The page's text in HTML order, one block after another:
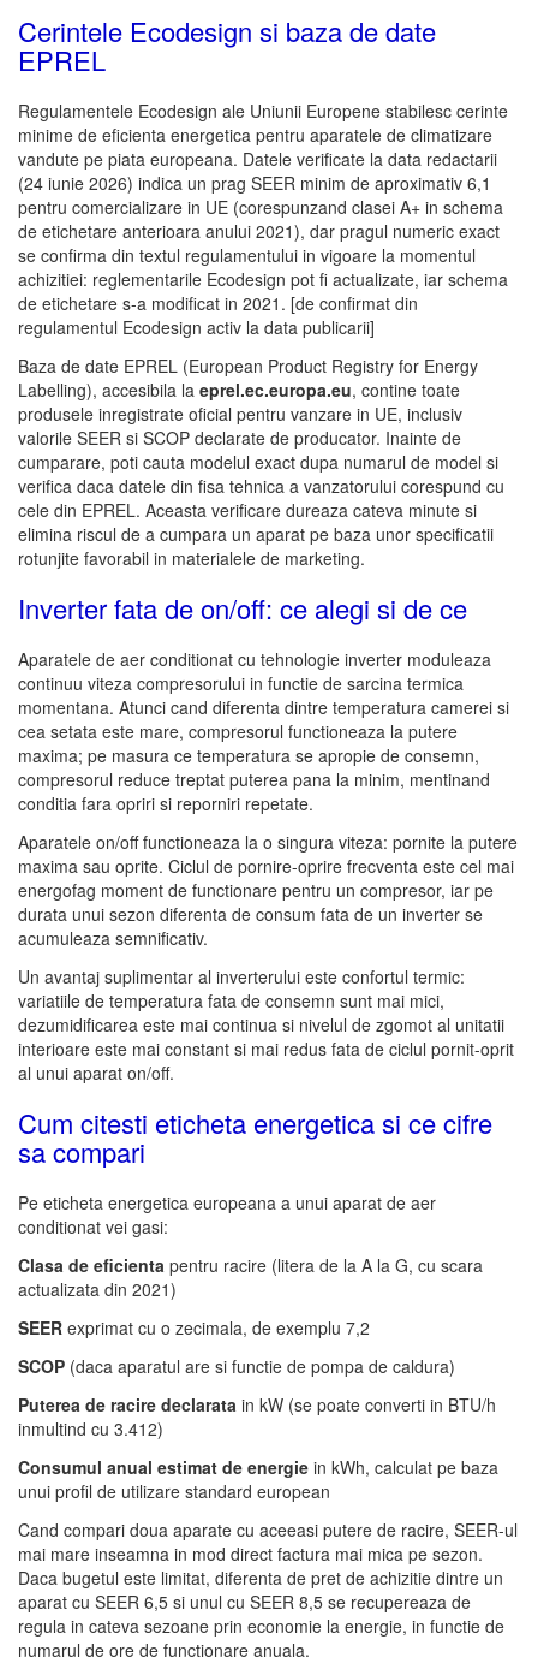
Cerintele Ecodesign si baza de date
EPREL
Regulamentele Ecodesign ale Uniunii Europene stabilesc cerinte
minime de eficienta energetica pentru aparatele de climatizare
vandute pe piata europeana. Datele verificate la data redactarii
(24 iunie 2026) indica un prag SEER minim de aproximativ 6,1
pentru comercializare in UE (corespunzand clasei A+ in schema
de etichetare anterioara anului 2021), dar pragul numeric exact
se confirma din textul regulamentului in vigoare la momentul
achizitiei: reglementarile Ecodesign pot fi actualizate, iar schema
de etichetare s-a modificat in 2021. [de confirmat din
regulamentul Ecodesign activ la data publicarii]
Baza de date EPREL (European Product Registry for Energy
Labelling), accesibila la eprel.ec.europa.eu, contine toate
produsele inregistrate oficial pentru vanzare in UE, inclusiv
valorile SEER si SCOP declarate de producator. Inainte de
cumparare, poti cauta modelul exact dupa numarul de model si
verifica daca datele din fisa tehnica a vanzatorului corespund cu
cele din EPREL. Aceasta verificare dureaza cateva minute si
elimina riscul de a cumpara un aparat pe baza unor specificatii
rotunjite favorabil in materialele de marketing.
Inverter fata de on/off: ce alegi si de ce
Aparatele de aer conditionat cu tehnologie inverter moduleaza
continuu viteza compresorului in functie de sarcina termica
momentana. Atunci cand diferenta dintre temperatura camerei si
cea setata este mare, compresorul functioneaza la putere
maxima; pe masura ce temperatura se apropie de consemn,
compresorul reduce treptat puterea pana la minim, mentinand
conditia fara opriri si reporniri repetate.
Aparatele on/off functioneaza la o singura viteza: pornite la putere
maxima sau oprite. Ciclul de pornire-oprire frecventa este cel mai
energofag moment de functionare pentru un compresor, iar pe
durata unui sezon diferenta de consum fata de un inverter se
acumuleaza semnificativ.
Un avantaj suplimentar al inverterului este confortul termic:
variatiile de temperatura fata de consemn sunt mai mici,
dezumidificarea este mai continua si nivelul de zgomot al unitatii
interioare este mai constant si mai redus fata de ciclul pornit-oprit
al unui aparat on/off.
Cum citesti eticheta energetica si ce cifre
sa compari
Pe eticheta energetica europeana a unui aparat de aer
conditionat vei gasi:
Clasa de eficienta pentru racire (litera de la A la G, cu scara
actualizata din 2021)
SEER exprimat cu o zecimala, de exemplu 7,2
SCOP (daca aparatul are si functie de pompa de caldura)
Puterea de racire declarata in kW (se poate converti in BTU/h
inmultind cu 3.412)
Consumul anual estimat de energie in kWh, calculat pe baza
unui profil de utilizare standard european
Cand compari doua aparate cu aceeasi putere de racire, SEER-ul
mai mare inseamna in mod direct factura mai mica pe sezon.
Daca bugetul este limitat, diferenta de pret de achizitie dintre un
aparat cu SEER 6,5 si unul cu SEER 8,5 se recupereaza de
regula in cateva sezoane prin economie la energie, in functie de
numarul de ore de functionare anuala.